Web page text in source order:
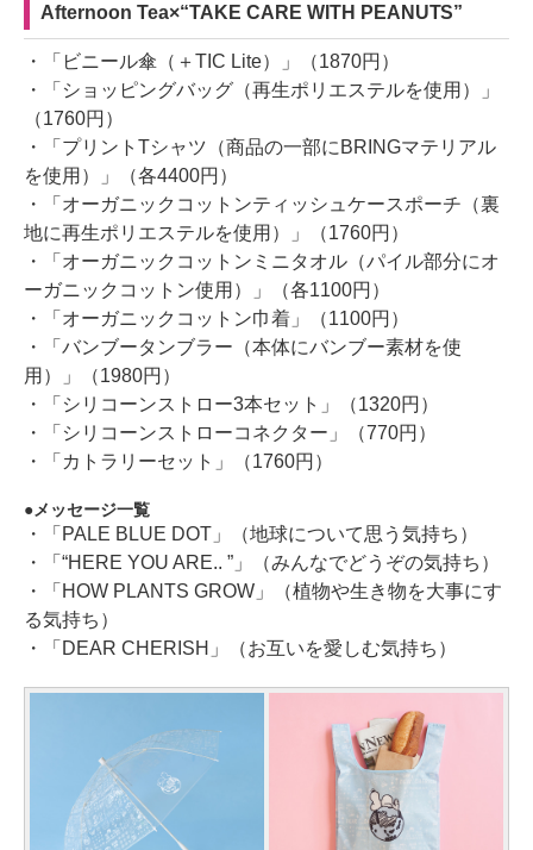
Afternoon Tea×“TAKE CARE WITH PEANUTS”
・「ビニール傘（＋TIC Lite）」（1870円）
・「ショッピングバッグ（再生ポリエステルを使用）」
（1760円）
・「プリントTシャツ（商品の一部にBRINGマテリアル
を使用）」（各4400円）
・「オーガニックコットンティッシュケースポーチ（裏
地に再生ポリエステルを使用）」（1760円）
・「オーガニックコットンミニタオル（パイル部分にオ
ーガニックコットン使用）」（各1100円）
・「オーガニックコットン巾着」（1100円）
・「バンブータンブラー（本体にバンブー素材を使
用）」（1980円）
・「シリコーンストロー3本セット」（1320円）
・「シリコーンストローコネクター」（770円）
・「カトラリーセット」（1760円）
メッセージ一覧
・「PALE BLUE DOT」（地球について思う気持ち）
・「“HERE YOU ARE.. ”」（みんなでどうぞの気持ち）
・「HOW PLANTS GROW」（植物や生き物を大事にす
る気持ち）
・「DEAR CHERISH」（お互いを愛しむ気持ち）